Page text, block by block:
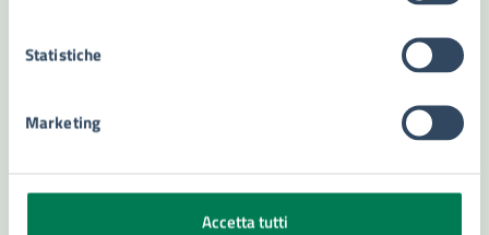
Statistiche
Marketing
Accetta tutti
Leggi le domande frequenti
Numero verde 800299507